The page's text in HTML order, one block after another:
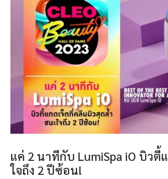
แค่ 2 นาทีกับ LumiSpa iO บิว
ใจถึง 2 ปีซ้อน!